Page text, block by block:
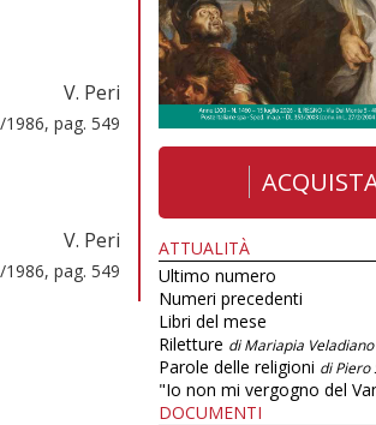
V. Peri
pag. 549
V. Peri
pag. 549
ATTUALITÀ
Ultimo numero
Numeri precedenti
Libri del mese
Riletture di Mariapia Veladiano
Parole delle religioni di Piero
"Io non mi vergogno del
DOCUMENTI